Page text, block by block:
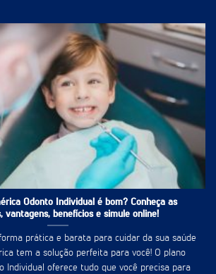
Odonto Individual é bom? Conheça as
vantagens, benefícios e simule online!
prática e barata para cuidar da sua saúde
tem a solução perfeita para você! O plano
Individual oferece tudo que você precisa para